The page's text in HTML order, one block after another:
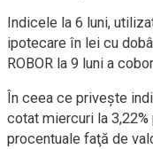
Indicele la 6 luni,
ipotecare în lei cu
ROBOR la 9 luni a
În ceea ce priveşte
cotat miercuri la
procentuale faţă de